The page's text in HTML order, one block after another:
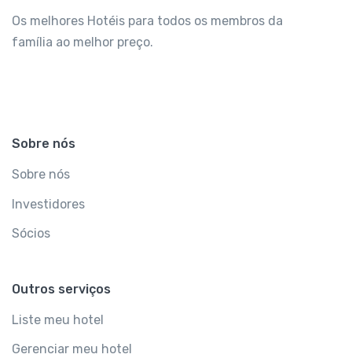
Os melhores Hotéis para todos os membros da
família ao melhor preço.
Sobre nós
Sobre nós
Investidores
Sócios
Outros serviços
Liste meu hotel
Gerenciar meu hotel